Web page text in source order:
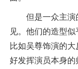
但是一众主
见。他们的造型似
比如吴尊饰演的
好发挥演员本身